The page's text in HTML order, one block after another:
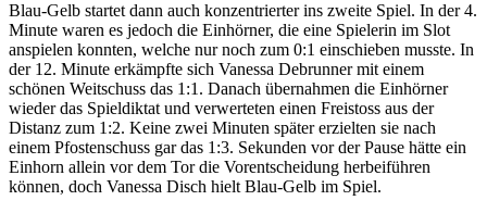
Blau-Gelb startet dann auch konzentrierter ins zweite Spiel. In der 4.
Minute waren es jedoch die Einhörner, die eine Spielerin im Slot
anspielen konnten, welche nur noch zum 0:1 einschieben musste. In
der 12. Minute erkämpfte sich Vanessa Debrunner mit einem
schönen Weitschuss das 1:1. Danach übernahmen die Einhörner
wieder das Spieldiktat und verwerteten einen Freistoss aus der
Distanz zum 1:2. Keine zwei Minuten später erzielten sie nach
einem Pfostenschuss gar das 1:3. Sekunden vor der Pause hätte ein
Einhorn allein vor dem Tor die Vorentscheidung herbeiführen
können, doch Vanessa Disch hielt Blau-Gelb im Spiel.